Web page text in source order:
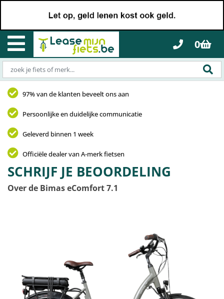
0
97% van de klanten beveelt ons aan
Persoonlijke en duidelijke communicatie
Geleverd binnen 1 week
Officiële dealer van A-merk fietsen
SCHRIJF JE BEOORDELING
Over de Bimas eComfort 7.1